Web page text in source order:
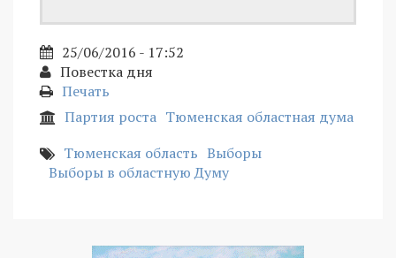
25/06/2016 - 17:52
Повестка дня
Печать
Партия роста Тюменская областная дума
Тюменская область Выборы
Выборы в областную Думу